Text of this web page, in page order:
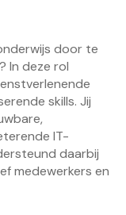
door te
In deze rol
skills. Jij
IT-
daarbij
medewerkers en